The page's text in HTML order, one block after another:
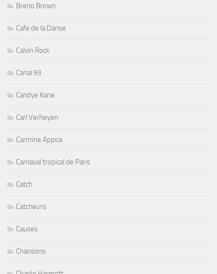
Breno Brown
Cafe de la Danse
Calvin Rock
Canal 93
Candye Kane
Carl Verheyen
Carmine Appice
Carnaval tropical de Paris
Catch
Catcheurs
Causes
Chansons